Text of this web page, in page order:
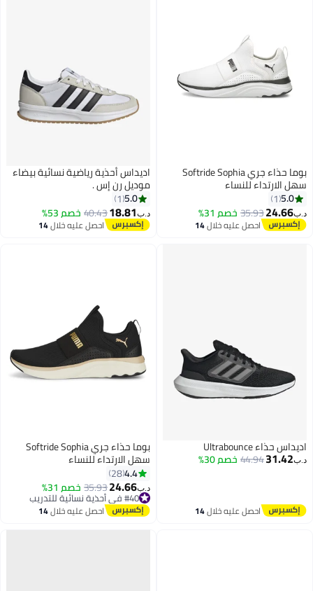
بوما حذاء جري Softride Sophia
سهل الارتداء للنساء
5.0
1
د.ب‏24.66
35.93خصم 31%
احصل عليه خلال14
اغسطس
اديداس أحذية رياضية نسائية بيضاء
موديل رن إس .
5.0
1
د.ب‏18.81
40.43خصم 53%
احصل عليه خلال14
اغسطس
اديداس حذاء Ultrabounce
د.ب‏31.42
44.94خصم 30%
احصل عليه خلال14
بوما حذاء جري Softride Sophia
سهل الارتداء للنساء
4.4
28
د.ب‏24.66
35.93خصم 31%
#40 في أحذية نسائية للتدريب
#40 في أحذية نسائية للتدريب احصل عليه خلال14